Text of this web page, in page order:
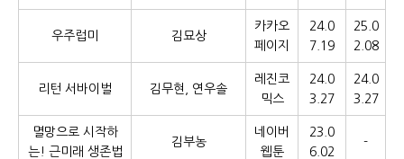
우주럽미 김묘상
카카오
페이지
24.0
7.19
25.0
2.08
리턴 서바이벌 김무현, 연우솔
레진코
믹스
24.0
3.27
24.0
3.27
멸망으로 시작하
는! 근미래 생존법
김부농
네이버
웹툰
23.0
6.02
-